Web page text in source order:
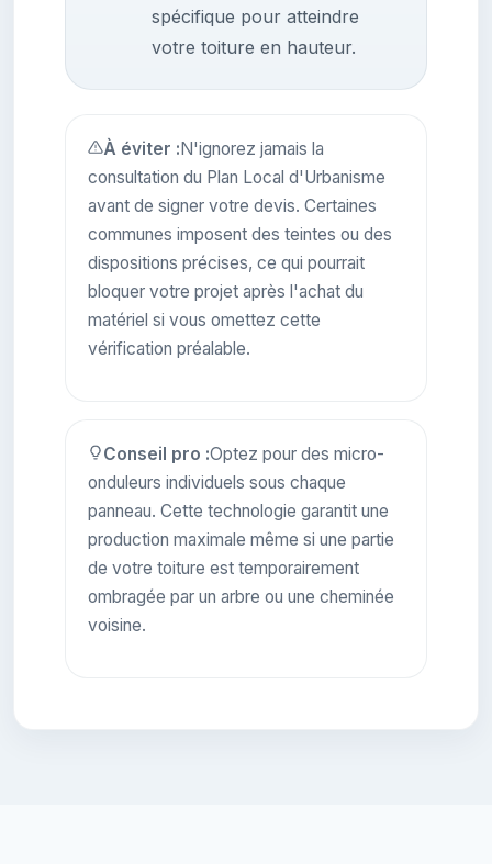
spécifique pour atteindre
votre toiture en hauteur.
À éviter : N'ignorez jamais la
consultation du Plan Local d'Urbanisme
avant de signer votre devis. Certaines
communes imposent des teintes ou des
dispositions précises, ce qui pourrait
bloquer votre projet après l'achat du
matériel si vous omettez cette
vérification préalable.
Conseil pro :Optez pour des micro-
onduleurs individuels sous chaque
panneau. Cette technologie garantit une
production maximale même si une partie
de votre toiture est temporairement
ombragée par un arbre ou une cheminée
voisine.